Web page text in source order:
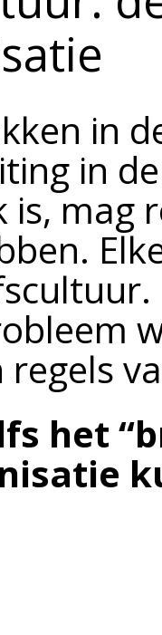
in
in
is, mag
regels
het